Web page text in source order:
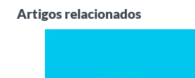
Artigos relacionados